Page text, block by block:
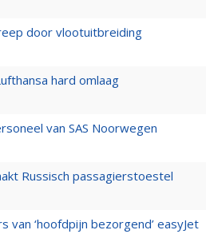
door vlootuitbreiding
hard omlaag
van SAS Noorwegen
Russisch passagierstoestel
‘hoofdpijn bezorgend’ easyJet